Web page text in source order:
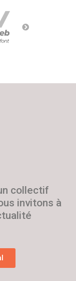
collectif
invitons à